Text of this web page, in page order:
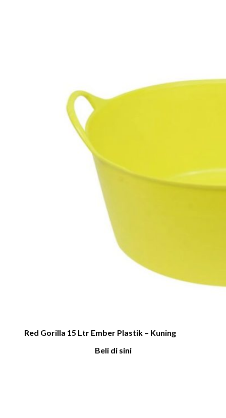
Red Gorilla 15 Ltr Ember Plastik – Kuning
Beli di sini